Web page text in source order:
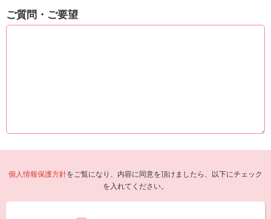
ご質問・ご要望
個人情報保護方針をご覧になり、内容に同意を頂けましたら、以下にチェック
を入れてください。